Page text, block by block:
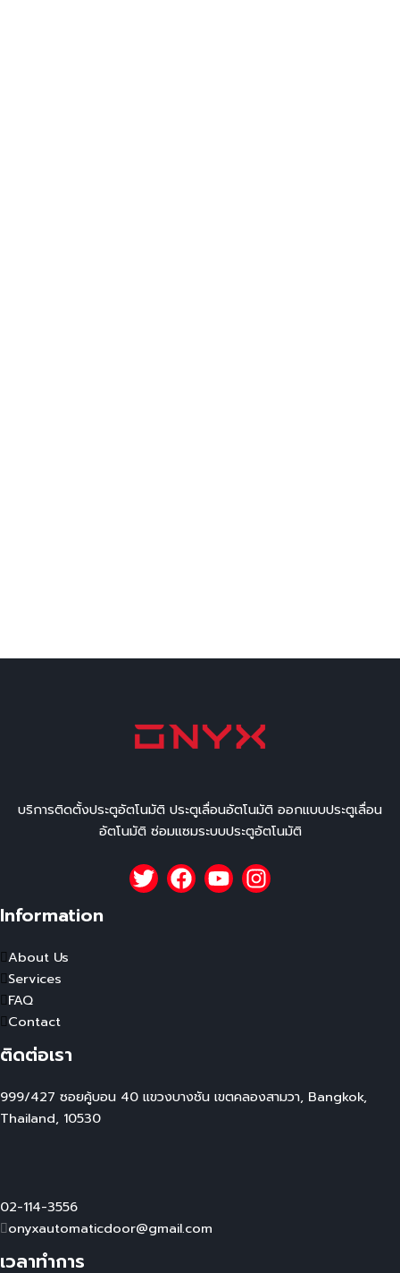
บริการติดตั้งประตูอัตโนมัติ ประตูเลื่อนอัตโนมัติ ออกแบบประตูเลื่อน
อัตโนมัติ ซ่อมแซมระบบประตูอัตโนมัติ
Information
About Us
Services
FAQ
Contact
ติดต่อเรา
999/427 ซอยคู้บอน 40 แขวงบางชัน เขตคลองสามวา, Bangkok,
Thailand, 10530
02-114-3556
onyxautomaticdoor@gmail.com
เวลาทำการ